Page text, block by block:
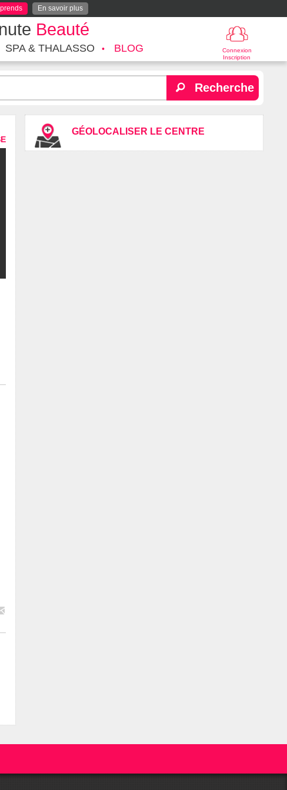
En savoir plus
Beauté
Connexion
Inscription
SPA & THALASSO BLOG
Recherche
GÉOLOCALISER LE CENTRE